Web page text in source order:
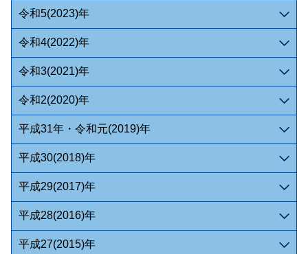
令和5(2023)年
令和4(2022)年
令和3(2021)年
令和2(2020)年
平成31年・令和元(2019)年
平成30(2018)年
平成29(2017)年
平成28(2016)年
平成27(2015)年